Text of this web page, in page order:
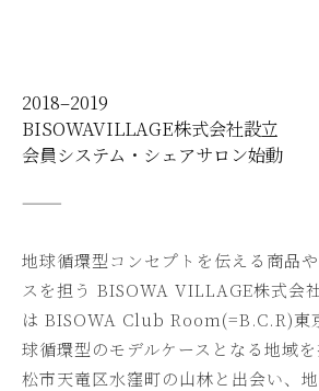
2018–2019
BISOWAVILLAGE株式会社設立
会員システム・シェアサロン始動
———
地球循環型コンセプトを伝える商品
スを担う BISOWA VILLAGE株式会
は BISOWA Club Room(=B.C.R)東
球循環型のモデルケースとなる地域
松市天竜区水窪町の山林と出会い、